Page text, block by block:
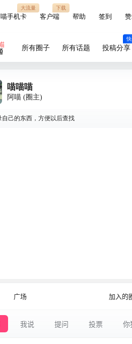
手机卡
大流量
客户端
下载
帮助 签到
所有圈子 所有话题 投稿分享
喵喵喵
阿喵 (圈主)
自己的东西，方便以后查找
广场 加入的
我说 提问 投票 你